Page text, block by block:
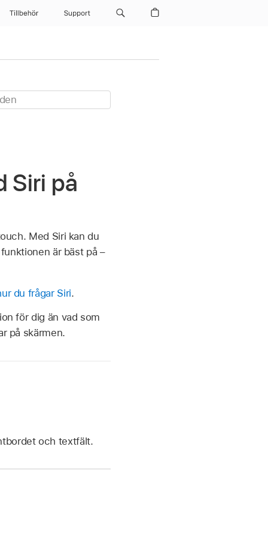
Tillbehör Support
Siri på
Med Siri kan du
är bäst på –
du frågar Siri.
för dig än vad som
på skärmen.
och textfält.